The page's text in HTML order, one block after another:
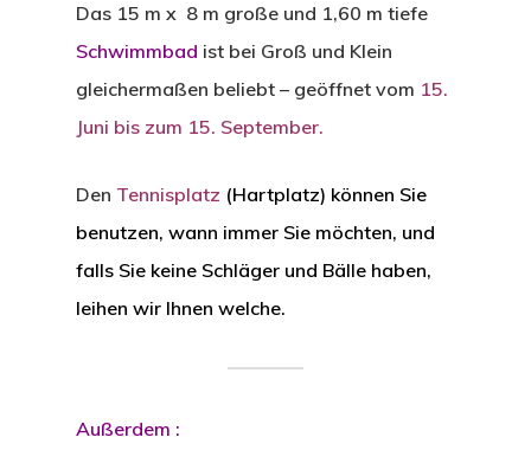
Das 15 m x 8 m große und 1,60 m tiefe
Schwimmbad ist bei Groß und Klein
gleichermaßen beliebt – geöffnet vom 15.
Juni bis zum 15. September.
Den Tennisplatz (Hartplatz) können Sie
benutzen, wann immer Sie möchten, und
falls Sie keine Schläger und Bälle haben,
leihen wir Ihnen welche.
Außerdem :